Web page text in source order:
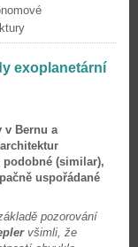
exoplanetární
v Bernu a
(similar),
uspořádané
pozorování
všimli, že